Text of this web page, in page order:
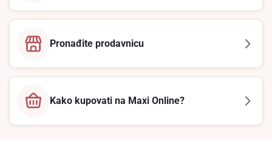
Pronađite prodavnicu
Kako kupovati na Maxi Online?